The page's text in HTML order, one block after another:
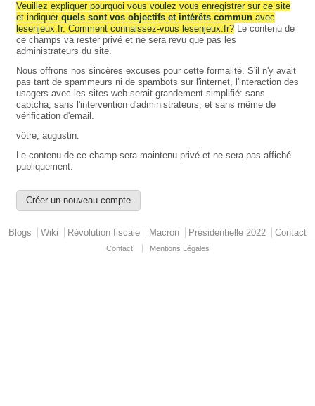
Veuillez expliquer pourquoi vous voulez vous enregistrer sur ce site
et indiquer quels sont vos objectifs et intérêts communavec
lesenjeux.fr. Comment connaissez-vous lesenjeux.fr?Le contenu de
ce champs va rester privé et ne sera revu que pas les
administrateurs du site.
Nous offrons nos sincères excuses pour cette formalité. S'il n'y avait
pas tant de spammeurs ni de spambots sur l'internet, l'interaction des
usagers avec les sites web serait grandement simplifié: sans
captcha, sans l'intervention d'administrateurs, et sans même de
vérification d'email.
vôtre, augustin.
Le contenu de ce champ sera maintenu privé et ne sera pas affiché
publiquement.
Primary menu
Blogs Wiki Révolution fiscale Macron Présidentielle 2022 Contact
Contact Mentions Légales